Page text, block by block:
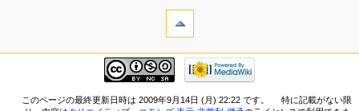
このページの最終更新日時は 2009年9月14日 (月) 22:22 です。
特に記載がない限